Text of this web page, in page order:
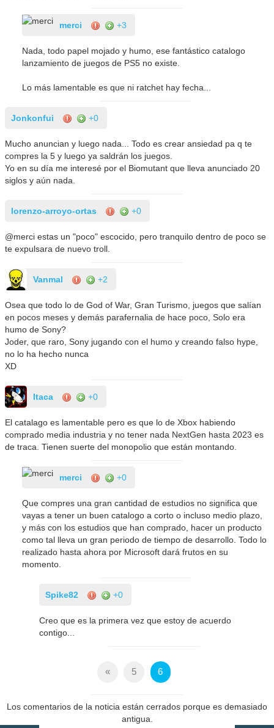
merci +3
Nada, todo papel mojado y humo, ese fantástico catalogo
lanzamiento de juegos de PS5 no existe.
Lo más lamentable es que ni ratchet hay fecha...
Jonkonfui +0
Mucho anuncian y luego nada... Todo es crear ansiedad pa q te
compres la 5 y luego ya saldrán los juegos.
Yo en su día me interesé por el Biomutant que lleva anunciado 20
siglos y aún nada.
lorenzo-arroyo-ortas +0
@merci estas un "poco" escocido, pero tranquilo dentro de poco se
te expulsara de nuevo troll.
Vanmal +2
Osea que todo lo de God of War, Gran Turismo, juegos que salían
en pocos meses y demás parafernalia de hace poco, Solo era
humo de Sony?
Joder, que raro, Sony jugando con el humo y creando falso hype,
no lo ha hecho nunca
XD
Itaca +0
El catalago es lamentable pero es que lo de Xbox habiendo
comprado media industria y no tener nada NextGen hasta 2023 es
de traca. Tienen suerte del monopolio que están montando.
merci +0
Que compres una gran cantidad de estudios no significa que
vayas a tener un buen catalogo a corto o incluso medio plazo,
y más con los estudios que han comprado, hacer un producto
como tal lleva un gran periodo de tiempo de desarrollo. Todo lo
realizado hasta ahora por Microsoft dará frutos en su
momento.
Spike82 +0
Creo que es la primera vez que estoy de acuerdo
contigo...
« 5 6
Los comentarios de la noticia están cerrados porque es demasiado
antigua.